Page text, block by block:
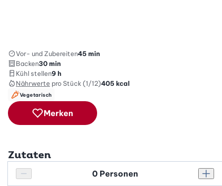
Vor- und Zubereiten45 min
Backen30 min
Kühl stellen9 h
Nährwerte pro Stück (1/12)405 kcal
Vegetarisch
Merken
Zutaten
Personenanzahl verringern
Personenanzahl